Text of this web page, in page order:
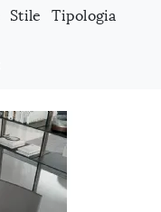
Stile Tipologia